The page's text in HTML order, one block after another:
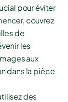
pour éviter
couvrez
de
les
aux
dans la pièce
des